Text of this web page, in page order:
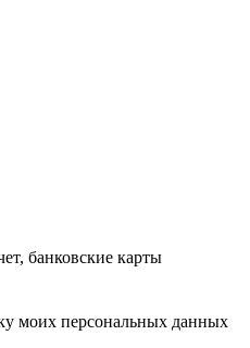
банковские карты
моих персональных данных